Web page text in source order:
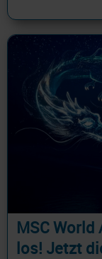
MSC
los! Jetzt